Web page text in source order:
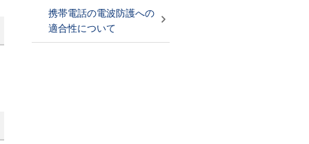
携帯電話の電波防護への
適合性について